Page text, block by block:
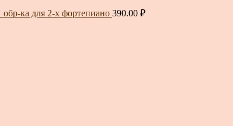
обр-ка для 2-х фортепиано 390.00 ₽